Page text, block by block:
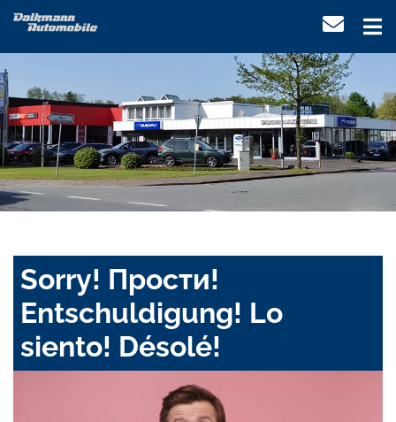
Sorry! Прости!
Entschuldigung! Lo
siento! Désolé!